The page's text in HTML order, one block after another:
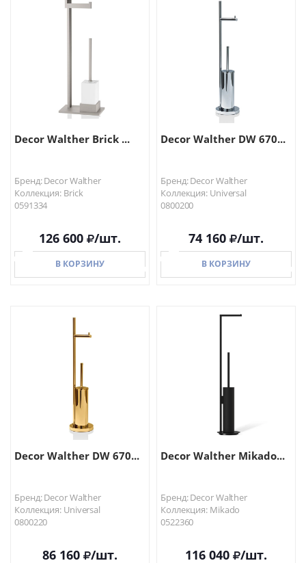
В КОРЗИНУ
Decor Walther Brick ...
Бренд: Decor Walther
Коллекция: Brick
0591334
126 600 /шт.
В КОРЗИНУ
В КОРЗИНУ
Decor Walther DW 670...
Бренд: Decor Walther
Коллекция: Universal
0800200
74 160 /шт.
В КОРЗИНУ
Decor Walther DW 670...
Бренд: Decor Walther
Коллекция: Universal
0800220
86 160 /шт.
Decor Walther Mikado...
Бренд: Decor Walther
Коллекция: Mikado
0522360
116 040 /шт.